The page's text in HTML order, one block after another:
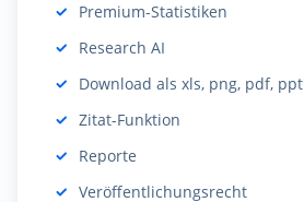
Beinhaltet:
Premium-Statistiken
Beinhaltet:
Research AI
Beinhaltet:
Download als xls, png, pdf, ppt
Beinhaltet:
Zitat-Funktion
Beinhaltet:
Reporte
Veröffentlichungsrecht